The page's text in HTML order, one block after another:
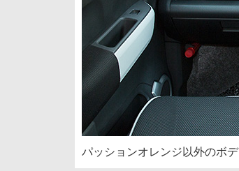
パッションオレンジ以外のボ